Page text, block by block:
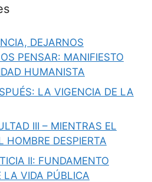
DEJARNOS
PENSAR: MANIFIESTO
HUMANISTA
LA VIGENCIA DE LA
III – MIENTRAS EL
HOMBRE DESPIERTA
II: FUNDAMENTO
LA VIDA PÚBLICA